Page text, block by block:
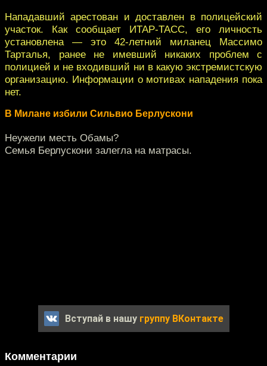
Нападавший арестован и доставлен в полицейский
участок. Как сообщает ИТАР-ТАСС, его личность
установлена — это 42-летний миланец Массимо
Тарталья, ранее не имевший никаких проблем с
полицией и не входивший ни в какую экстремистскую
организацию. Информации о мотивах нападения пока
нет.
В Милане избили Сильвио Берлускони
Неужели месть Обамы?
Семья Берлускони залегла на матрасы.
Вступай в нашу группу ВКонтакте
Комментарии